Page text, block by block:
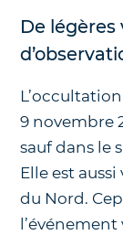
De
9 novembre
sauf dans le
Elle est
du Nord.